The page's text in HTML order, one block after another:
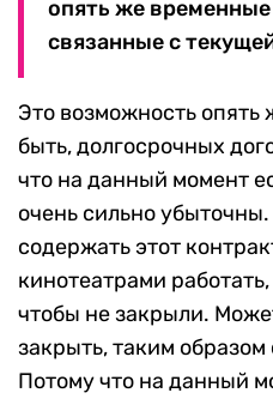
опять же
связанные с
Это возможность
быть, долгосрочных
что на данный момент
очень сильно убыточны.
содержать этот
кинотеатрами
чтобы не закрыли.
закрыть, таким
Потому что на данный